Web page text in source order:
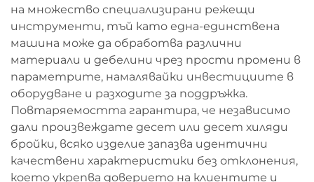
на множество специализирани режещи
инструменти, тъй като една-единствена
машина може да обработва различни
материали и дебелини чрез прости промени в
параметрите, намалявайки инвестициите в
оборудване и разходите за поддръжка.
Повтаряемостта гарантира, че независимо
дали произвеждате десет или десет хиляди
бройки, всяко изделие запазва идентични
качествени характеристики без отклонения,
което укрепва доверието на клиентите и